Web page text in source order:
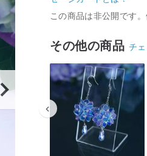
この商品は非公開です
その他の商品 チ